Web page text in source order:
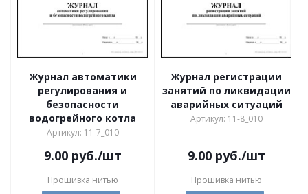
Журнал автоматики
регулирования и
безопасности
водогрейного котла
Артикул: 11-7_010
9.00руб./шт
Прошивка нитью
Журнал регистрации
занятий по ликвидации
аварийных ситуаций
Артикул: 11-8_010
9.00руб./шт
Прошивка нитью